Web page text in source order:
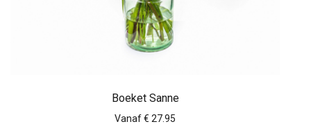
Boeket Sanne
Vanaf € 27.95